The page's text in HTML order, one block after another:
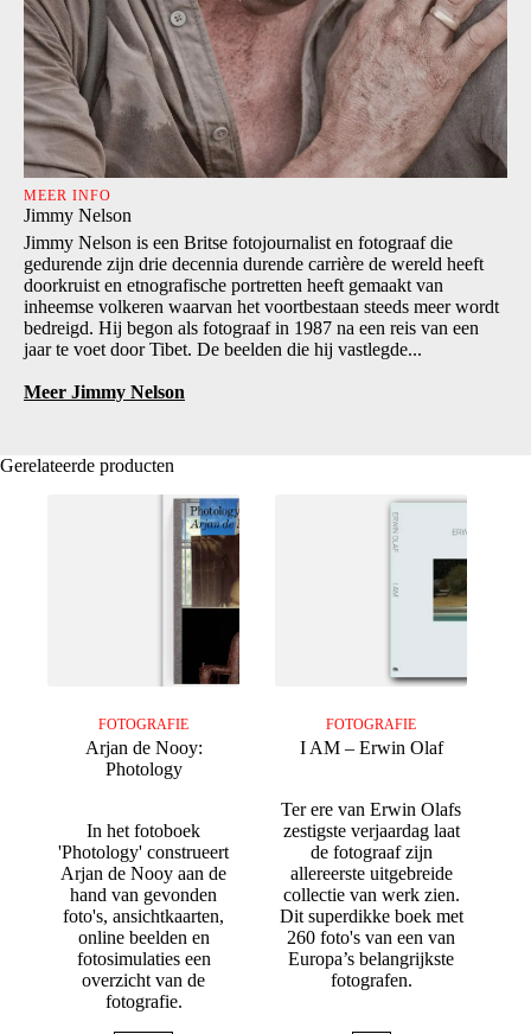
MEER INFO
Jimmy Nelson
Jimmy Nelson is een Britse fotojournalist en fotograaf die
gedurende zijn drie decennia durende carrière de wereld heeft
doorkruist en etnografische portretten heeft gemaakt van
inheemse volkeren waarvan het voortbestaan steeds meer wordt
bedreigd. Hij begon als fotograaf in 1987 na een reis van een
jaar te voet door Tibet. De beelden die hij vastlegde...
Meer Jimmy Nelson
Gerelateerde producten
FOTOGRAFIE
Arjan de Nooy:
Photology
In het fotoboek
'Photology' construeert
Arjan de Nooy aan de
hand van gevonden
foto's, ansichtkaarten,
online beelden en
fotosimulaties een
overzicht van de
fotografie.
FOTOGRAFIE
I AM – Erwin Olaf
Ter ere van Erwin Olafs
zestigste verjaardag laat
de fotograaf zijn
allereerste uitgebreide
collectie van werk zien.
Dit superdikke boek met
260 foto's van een van
Europa’s belangrijkste
fotografen.